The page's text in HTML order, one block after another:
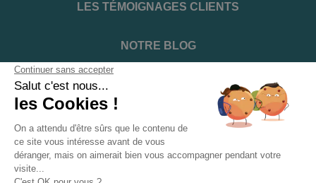
LES TÉMOIGNAGES CLIENTS
NOTRE BLOG
DEVENIR INSTALLATEUR
NOTRE SERVICE APRÈS VENTE
NOS PARTENAIRES OFFICIELS